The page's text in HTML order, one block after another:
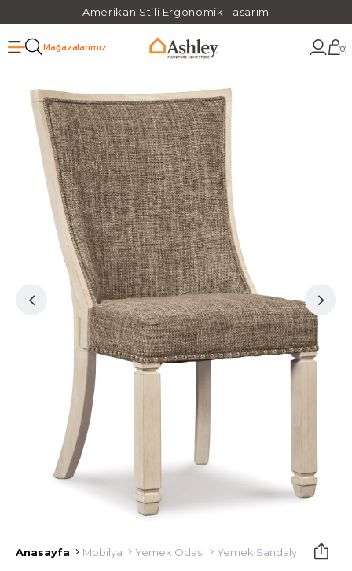
Amerikan Stili Ergonomik Tasarım
Mağazalarımız 0
Anasayfa Mobilya Yemek Odası Yemek Sandalyesi